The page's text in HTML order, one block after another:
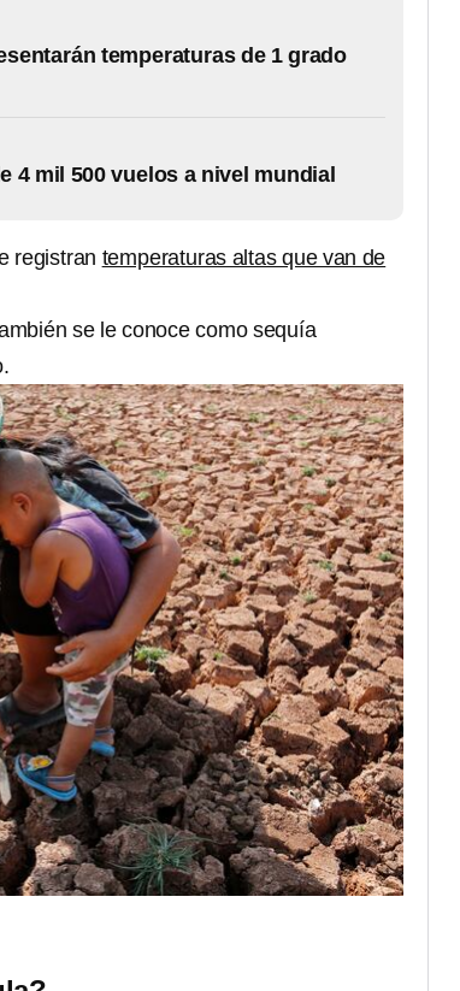
temperaturas de 1 grado
4 mil 500 vuelos a nivel mundial
registran temperaturas altas que van de
se le conoce como sequía